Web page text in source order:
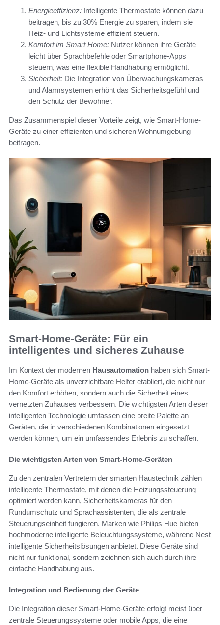
Energieeffizienz: Intelligente Thermostate können dazu
beitragen, bis zu 30% Energie zu sparen, indem sie
Heiz- und Lichtsysteme effizient steuern.
Komfort im Smart Home: Nutzer können ihre Geräte
leicht über Sprachbefehle oder Smartphone-Apps
steuern, was eine flexible Handhabung ermöglicht.
Sicherheit: Die Integration von Überwachungskameras
und Alarmsystemen erhöht das Sicherheitsgefühl und
den Schutz der Bewohner.
Das Zusammenspiel dieser Vorteile zeigt, wie Smart-Home-
Geräte zu einer effizienten und sicheren Wohnumgebung
beitragen.
Smart-Home-Geräte: Für ein
intelligentes und sicheres Zuhause
Im Kontext der modernen Hausautomation haben sich Smart-
Home-Geräte als unverzichtbare Helfer etabliert, die nicht nur
den Komfort erhöhen, sondern auch die Sicherheit eines
vernetzten Zuhauses verbessern. Die wichtigsten Arten dieser
intelligenten Technologie umfassen eine breite Palette an
Geräten, die in verschiedenen Kombinationen eingesetzt
werden können, um ein umfassendes Erlebnis zu schaffen.
Die wichtigsten Arten von Smart-Home-Geräten
Zu den zentralen Vertretern der smarten Haustechnik zählen
intelligente Thermostate, mit denen die Heizungssteuerung
optimiert werden kann, Sicherheitskameras für den
Rundumschutz und Sprachassistenten, die als zentrale
Steuerungseinheit fungieren. Marken wie Philips Hue bieten
hochmoderne intelligente Beleuchtungssysteme, während Nest
intelligente Sicherheitslösungen anbietet. Diese Geräte sind
nicht nur funktional, sondern zeichnen sich auch durch ihre
einfache Handhabung aus.
Integration und Bedienung der Geräte
Die Integration dieser Smart-Home-Geräte erfolgt meist über
zentrale Steuerungssysteme oder mobile Apps, die eine